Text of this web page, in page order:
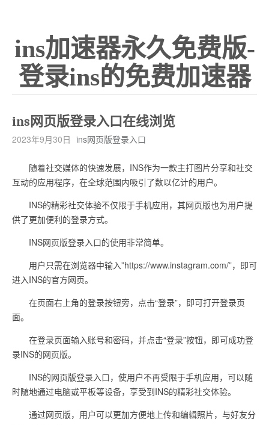
ins加速器永久免费版-
登录ins的免费加速器
ins网页版登录入口在线浏览
2023年9月30日 ins网页版登录入口
随着社交媒体的快速发展，INS作为一款主打图片分享和社交
互动的应用程序，在全球范围内吸引了数以亿计的用户。
INS的精彩社交体验不仅限于手机应用，其网页版也为用户提
供了更加便利的登录方式。
INS网页版登录入口的使用非常简单。
用户只需在浏览器中输入”https://www.instagram.com/”，即可
进入INS的官方网页。
在页面右上角的登录按钮旁，点击“登录”，即可打开登录页
面。
在登录页面输入账号和密码，并点击“登录”按钮，即可成功登
录INS的网页版。
INS的网页版登录入口，使用户不再受限于手机应用，可以随
时随地通过电脑或平板等设备，享受到INS的精彩社交体验。
通过网页版，用户可以更加方便地上传和编辑照片，与好友分